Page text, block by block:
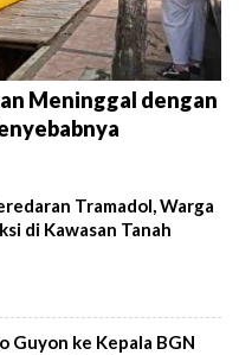
Meninggal dengan
Tramadol, Warga
di Kawasan Tanah
Guyon ke Kepala BGN